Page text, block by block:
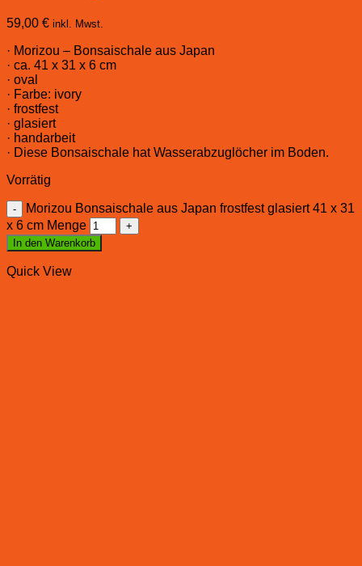
59,00 € inkl. Mwst.
· Morizou – Bonsaischale aus Japan
· ca. 41 x 31 x 6 cm
· oval
· Farbe: ivory
· frostfest
· glasiert
· handarbeit
· Diese Bonsaischale hat Wasserabzuglöcher im Boden.
Vorrätig
Morizou Bonsaischale aus Japan frostfest glasiert 41 x 31
x 6 cm Menge
In den Warenkorb
Quick View